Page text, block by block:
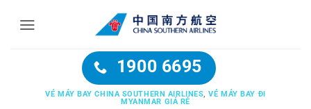
1900 6695
VÉ MÁY BAY CHINA SOUTHERN AIRLINES,VÉ MÁY BAY ĐI
MYANMAR GIÁ RẺ